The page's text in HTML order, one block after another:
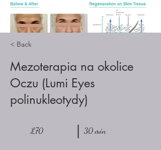
< Back
Mezoterapia na okolice
Oczu (Lumi Eyes
polinukleotydy)
£70 30 min